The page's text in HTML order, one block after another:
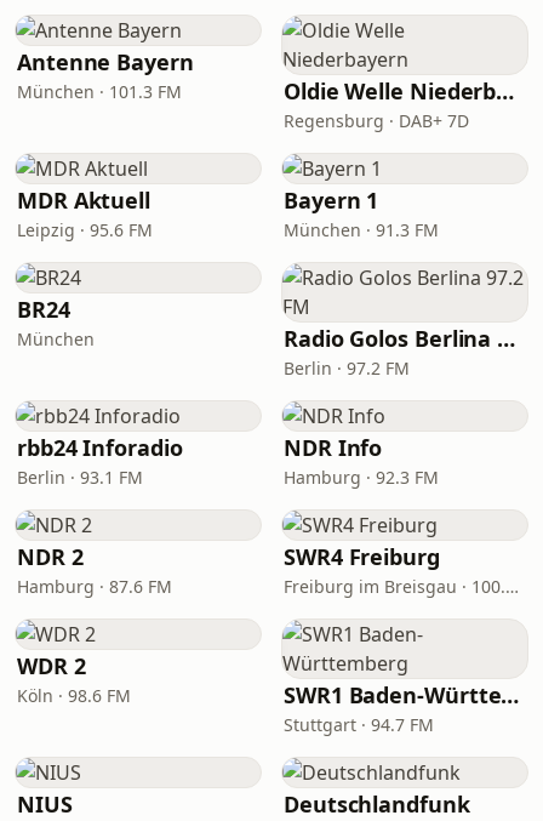
Antenne Bayern
München · 101.3 FM Oldie Welle Niederbayern
Regensburg · DAB+ 7D
MDR Aktuell
Leipzig · 95.6 FM
Bayern 1
München · 91.3 FM
BR24
München Radio Golos Berlina 97.2 FM
Berlin · 97.2 FM
rbb24 Inforadio
Berlin · 93.1 FM
NDR Info
Hamburg · 92.3 FM
NDR 2
Hamburg · 87.6 FM
SWR4 Freiburg
Freiburg im Breisgau · 100.2 FM
WDR 2
Köln · 98.6 FM SWR1 Baden-Württemberg
Stuttgart · 94.7 FM
NIUS Deutschlandfunk